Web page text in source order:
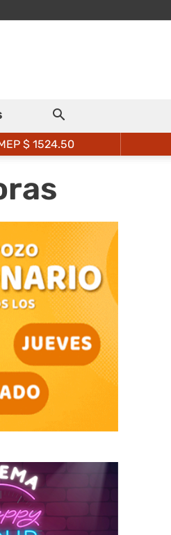
$ 1524.50